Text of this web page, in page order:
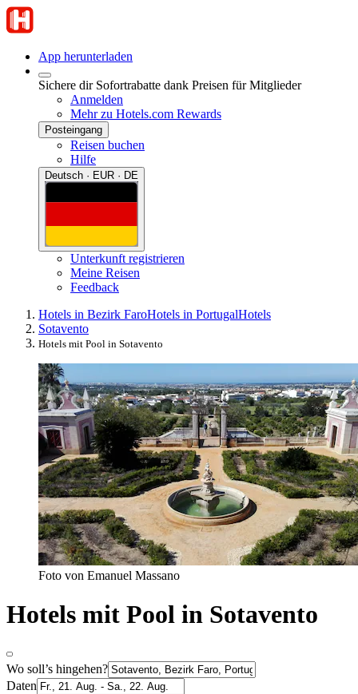
App herunterladen
Sichere dir Sofortrabatte dank Preisen für Mitglieder
Anmelden
Mehr zu Hotels.com Rewards
Posteingang
Reisen buchen
Hilfe
Deutsch · EUR · DE
Unterkunft registrieren
Meine Reisen
Feedback
Hotels in Bezirk FaroHotels in PortugalHotels
Sotavento
Hotels mit Pool in Sotavento
Foto von Emanuel Massano
Hotels mit Pool in Sotavento
Wo soll’s hingehen?
Daten